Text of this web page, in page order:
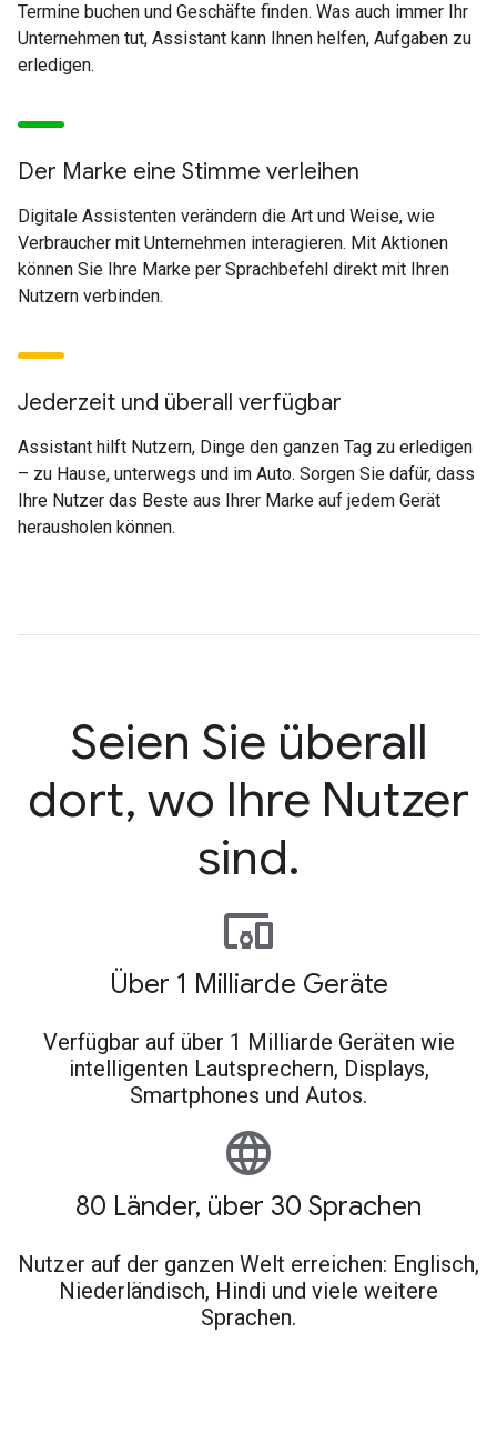
Termine buchen und Geschäfte finden. Was auch immer Ihr
Unternehmen tut, Assistant kann Ihnen helfen, Aufgaben zu
erledigen.
Der Marke eine Stimme verleihen
Digitale Assistenten verändern die Art und Weise, wie
Verbraucher mit Unternehmen interagieren. Mit Aktionen
können Sie Ihre Marke per Sprachbefehl direkt mit Ihren
Nutzern verbinden.
Jederzeit und überall verfügbar
Assistant hilft Nutzern, Dinge den ganzen Tag zu erledigen
– zu Hause, unterwegs und im Auto. Sorgen Sie dafür, dass
Ihre Nutzer das Beste aus Ihrer Marke auf jedem Gerät
herausholen können.
Seien Sie überall
dort, wo Ihre Nutzer
sind.
devices_other
Über 1 Milliarde Geräte
Verfügbar auf über 1 Milliarde Geräten wie
intelligenten Lautsprechern, Displays,
Smartphones und Autos.
language
80 Länder, über 30 Sprachen
Nutzer auf der ganzen Welt erreichen: Englisch,
Niederländisch, Hindi und viele weitere
Sprachen.